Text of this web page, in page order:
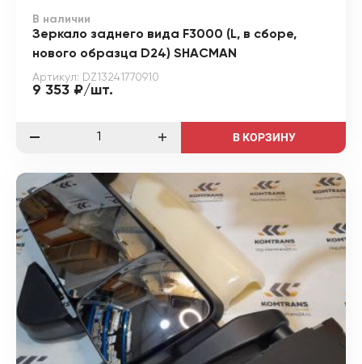
В наличии
Зеркало заднего вида F3000 (L, в сборе,
нового образца D24) SHACMAN
Артикул: DZ13241770910
9 353 ₽/шт.
В КОРЗИНУ